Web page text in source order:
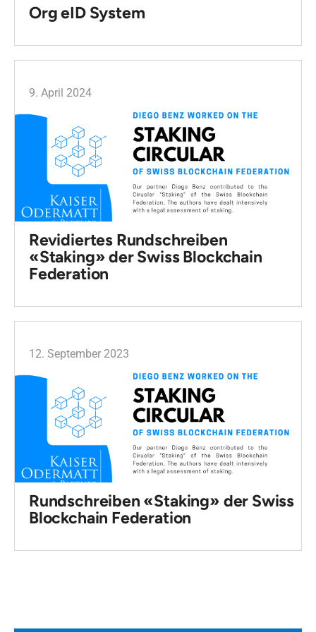
Org eID System
9. April 2024
Revidiertes Rundschreiben
«Staking» der Swiss Blockchain
Federation
12. September 2023
Rundschreiben «Staking» der Swiss
Blockchain Federation